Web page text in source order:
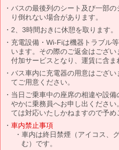
バスの最後列のシート及び一部
り倒れない場合があります。
2、3時間おきに休憩を取ります。
充電設備・Wi-Fiは機器トラブル
います。その際のご返金はござ
付加サービスとなり、運賃に含ま
バス車内に充電器の用意はござ
てご用意ください。
当日ご乗車中の座席の相違や設
やかに乗務員へお申し出くださ
ては対応いたしかねますので予め
車内禁止事項
車内は終日禁煙（アイコス、
む）です。